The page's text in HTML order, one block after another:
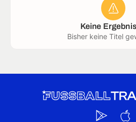
Keine
Bisher keine Titel